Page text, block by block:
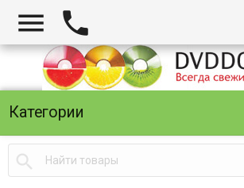
 
Категории
